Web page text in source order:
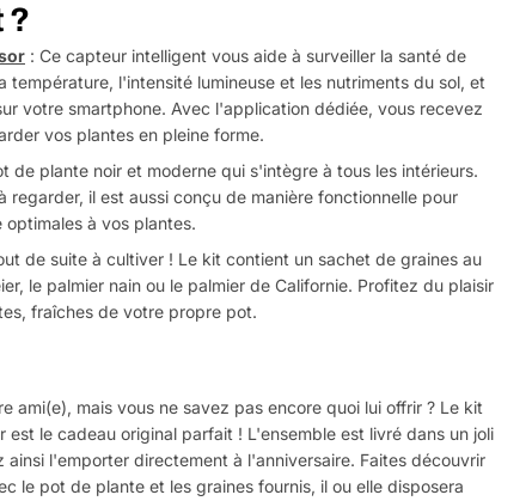
?
: Ce capteur intelligent vous aide à surveiller la santé de
température, l'intensité lumineuse et les nutriments du sol, et
votre smartphone. Avec l'application dédiée, vous recevez
vos plantes en pleine forme.
de plante noir et moderne qui s'intègre à tous les intérieurs.
regarder, il est aussi conçu de manière fonctionnelle pour
à vos plantes.
de suite à cultiver ! Le kit contient un sachet de graines au
le palmier nain ou le palmier de Californie. Profitez du plaisir
fraîches de votre propre pot.
ami(e), mais vous ne savez pas encore quoi lui offrir ? Le kit
est le cadeau original parfait ! L'ensemble est livré dans un joli
l'emporter directement à l'anniversaire. Faites découvrir
le pot de plante et les graines fournis, il ou elle disposera